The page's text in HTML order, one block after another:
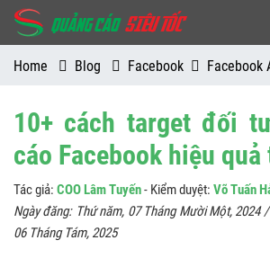
Home Blog Facebook Facebook
10+ cách target đối
cáo Facebook hiệu
Tác giả: COO Lâm Tuyến- Kiểm duyệt: Võ Tuấn
Ngày đăng: Thứ năm, 07 Tháng Mười Một, 2024/
06 Tháng Tám, 2025